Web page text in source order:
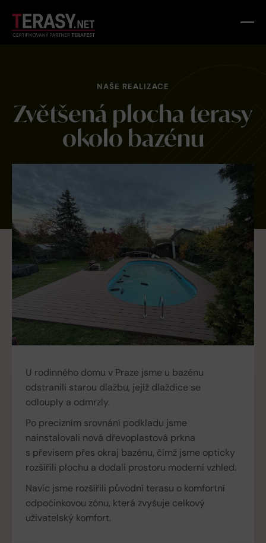
NAŠE REALIZACE
Zvětšená plocha terasy
okolo bazénu
U rodinného domu v Praze jsme u bazénu
odstranili starou dlažbu, jejíž dlaždice se
odlouply a odmrzly.
Po precizním srovnání podkladu jsme
nainstalovali nová dřevoplastová prkna
s převisem přes okraj bazénu, čímž jsme opticky
rozšířili plochu a dodali prostoru moderní vzhled.
Navíc jsme rozšířili původní terasu o komfortní
odpočinkovou zónu, která zvyšuje celkový
uživatelský komfort.